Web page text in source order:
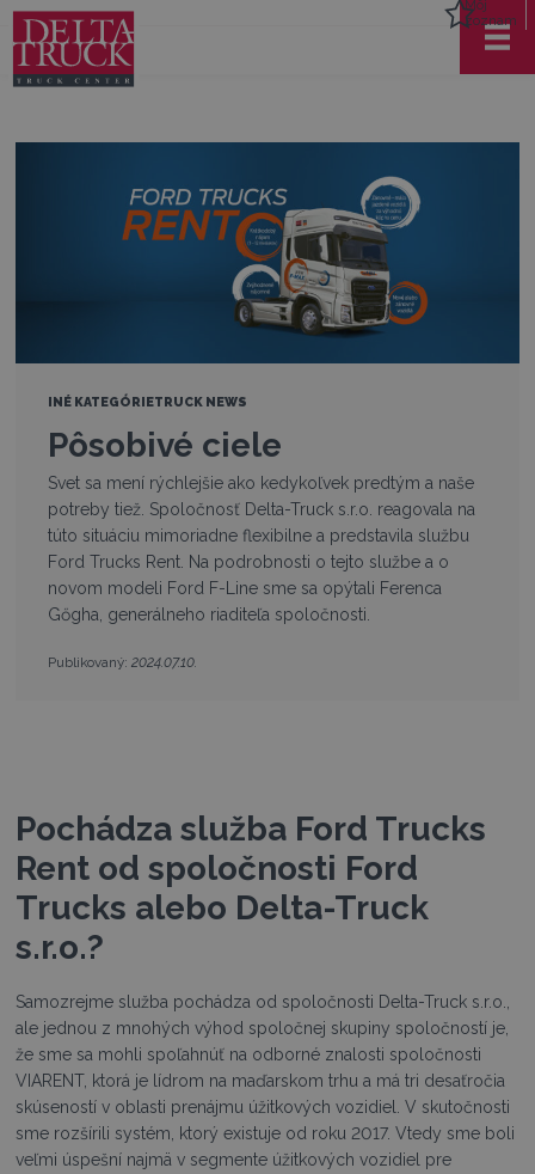
Môj
zoznam
INÉ KATEGÓRIETRUCK NEWS
Pôsobivé ciele
Svet sa mení rýchlejšie ako kedykoľvek predtým a naše
potreby tiež. Spoločnosť Delta-Truck s.r.o. reagovala na
túto situáciu mimoriadne flexibilne a predstavila službu
Ford Trucks Rent. Na podrobnosti o tejto službe a o
novom modeli Ford F-Line sme sa opýtali Ferenca
Gőgha, generálneho riaditeľa spoločnosti.
Publikovaný: 2024.07.10.
Pochádza služba Ford Trucks
Rent od spoločnosti Ford
Trucks alebo Delta-Truck
s.r.o.?
Samozrejme služba pochádza od spoločnosti Delta-Truck s.r.o.,
ale jednou z mnohých výhod spoločnej skupiny spoločností je,
že sme sa mohli spoľahnúť na odborné znalosti spoločnosti
VIARENT, ktorá je lídrom na maďarskom trhu a má tri desaťročia
skúseností v oblasti prenájmu úžitkových vozidiel. V skutočnosti
sme rozšírili systém, ktorý existuje od roku 2017. Vtedy sme boli
veľmi úspešní najmä v segmente úžitkových vozidiel pre